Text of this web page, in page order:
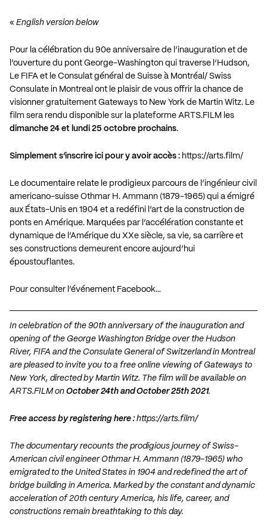
« English version below
Pour la célébration du 90e anniversaire de l’inauguration et de
l’ouverture du pont George-Washington qui traverse l’Hudson,
Le FIFA et le Consulat général de Suisse à Montréal/ Swiss
Consulate in Montreal ont le plaisir de vous offrir la chance de
visionner gratuitement Gateways to New York de Martin Witz. Le
film sera rendu disponible sur la plateforme ARTS.FILM les
dimanche 24 et lundi 25 octobre prochains.
Simplement s’inscrire ici pour y avoir accès : https://arts.film/
Le documentaire relate le prodigieux parcours de l’ingénieur civil
americano-suisse Othmar H. Ammann (1879-1965) qui a émigré
aux États-Unis en 1904 et a redéfini l’art de la construction de
ponts en Amérique. Marquées par l’accélération constante et
dynamique de l’Amérique du XXe siècle, sa vie, sa carrière et
ses constructions demeurent encore aujourd’hui
époustouflantes.
Pour consulter l’événement Facebook…
In celebration of the 90th anniversary of the inauguration and
opening of the George Washington Bridge over the Hudson
River, FIFA and the Consulate General of Switzerland in Montreal
are pleased to invite you to a free online viewing of Gateways to
New York, directed by Martin Witz. The film will be available on
ARTS.FILM on October 24th and October 25th 2021.
Free access by registering here : https://arts.film/
The documentary recounts the prodigious journey of Swiss-
American civil engineer Othmar H. Ammann (1879-1965) who
emigrated to the United States in 1904 and redefined the art of
bridge building in America. Marked by the constant and dynamic
acceleration of 20th century America, his life, career, and
constructions remain breathtaking to this day.